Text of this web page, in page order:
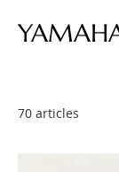
70 articles